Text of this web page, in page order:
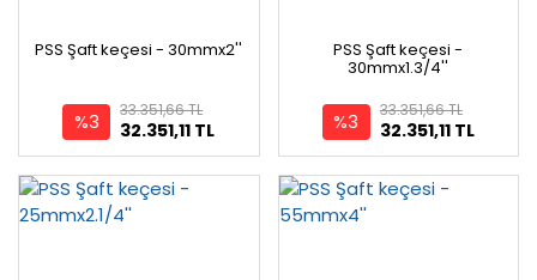
PSS Şaft keçesi - 30mmx2''
%3 32.351,11 TL
33.351,66 TL
PSS Şaft keçesi -
30mmx1.3/4''
%3 32.351,11 TL
33.351,66 TL